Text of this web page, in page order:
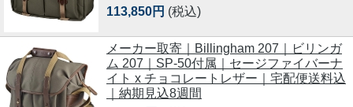
113,850円 (税込)
メーカー取寄｜Billingham 207｜ビリンガ
ム 207｜SP-50付属｜セージファイバーナ
イト x チョコレートレザー｜宅配便送料込
｜納期見込8週間